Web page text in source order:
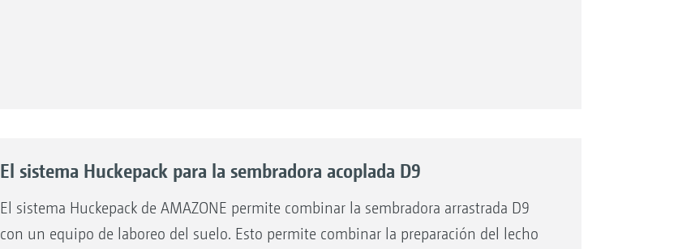
El sistema Huckepack para la sembradora acoplada D9
El sistema Huckepack de AMAZONE permite combinar la sembradora arrastrada D9
con un equipo de laboreo del suelo. Esto permite combinar la preparación del lecho